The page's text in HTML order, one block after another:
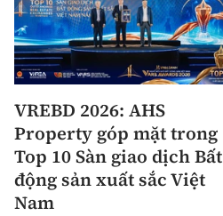
VREBD 2026: AHS
Property góp mặt trong
Top 10 Sàn giao dịch Bất
động sản xuất sắc Việt
Nam